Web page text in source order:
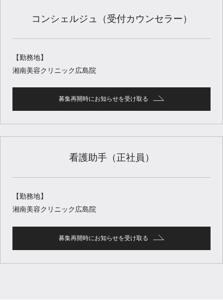
コンシェルジュ（受付カウンセラー）
【勤務地】
湘南美容クリニック広島院
募集再開時にお知らせを受け取る
看護助手（正社員）
【勤務地】
湘南美容クリニック広島院
募集再開時にお知らせを受け取る